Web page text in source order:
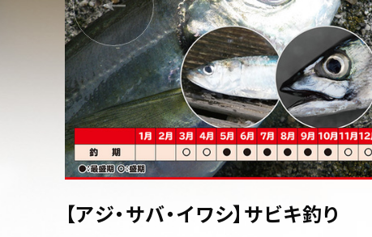
【アジ・サバ・イワシ】サビキ釣り